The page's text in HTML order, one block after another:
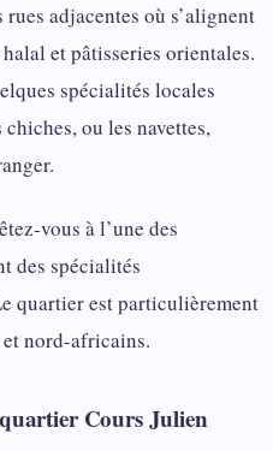
adjacentes où s’alignent
et pâtisseries orientales.
spécialités locales
ou les navettes,
vous à l’une des
des spécialités
quartier est particulièrement
nord-africains.
Cours Julien